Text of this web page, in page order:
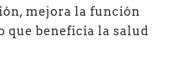
mejora la función
que beneficia la salud